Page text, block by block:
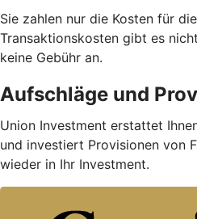
Sie zahlen nur die Kosten für
Trans­aktions­kosten gibt es
keine Gebühr an.
Aufschläge und
Union Investment erstattet
und investiert Provisionen von
wieder in Ihr Investment.